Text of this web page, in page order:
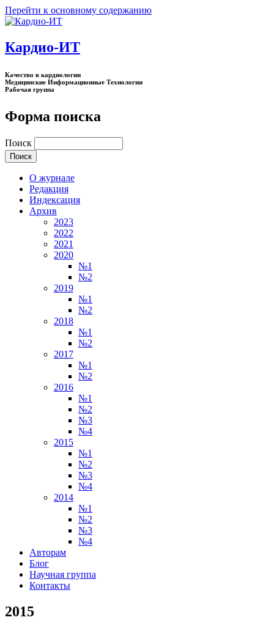
Перейти к основному содержанию
Кардио-ИТ
Качество в кардиологии
Медицинские Информационные Технологии
Рабочая группа
Форма поиска
Поиск
О журнале
Редакция
Индексация
Архив
2023
2022
2021
2020
№1
№2
2019
№1
№2
2018
№1
№2
2017
№1
№2
2016
№1
№2
№3
№4
2015
№1
№2
№3
№4
2014
№1
№2
№3
№4
Авторам
Блог
Научная группа
Контакты
2015